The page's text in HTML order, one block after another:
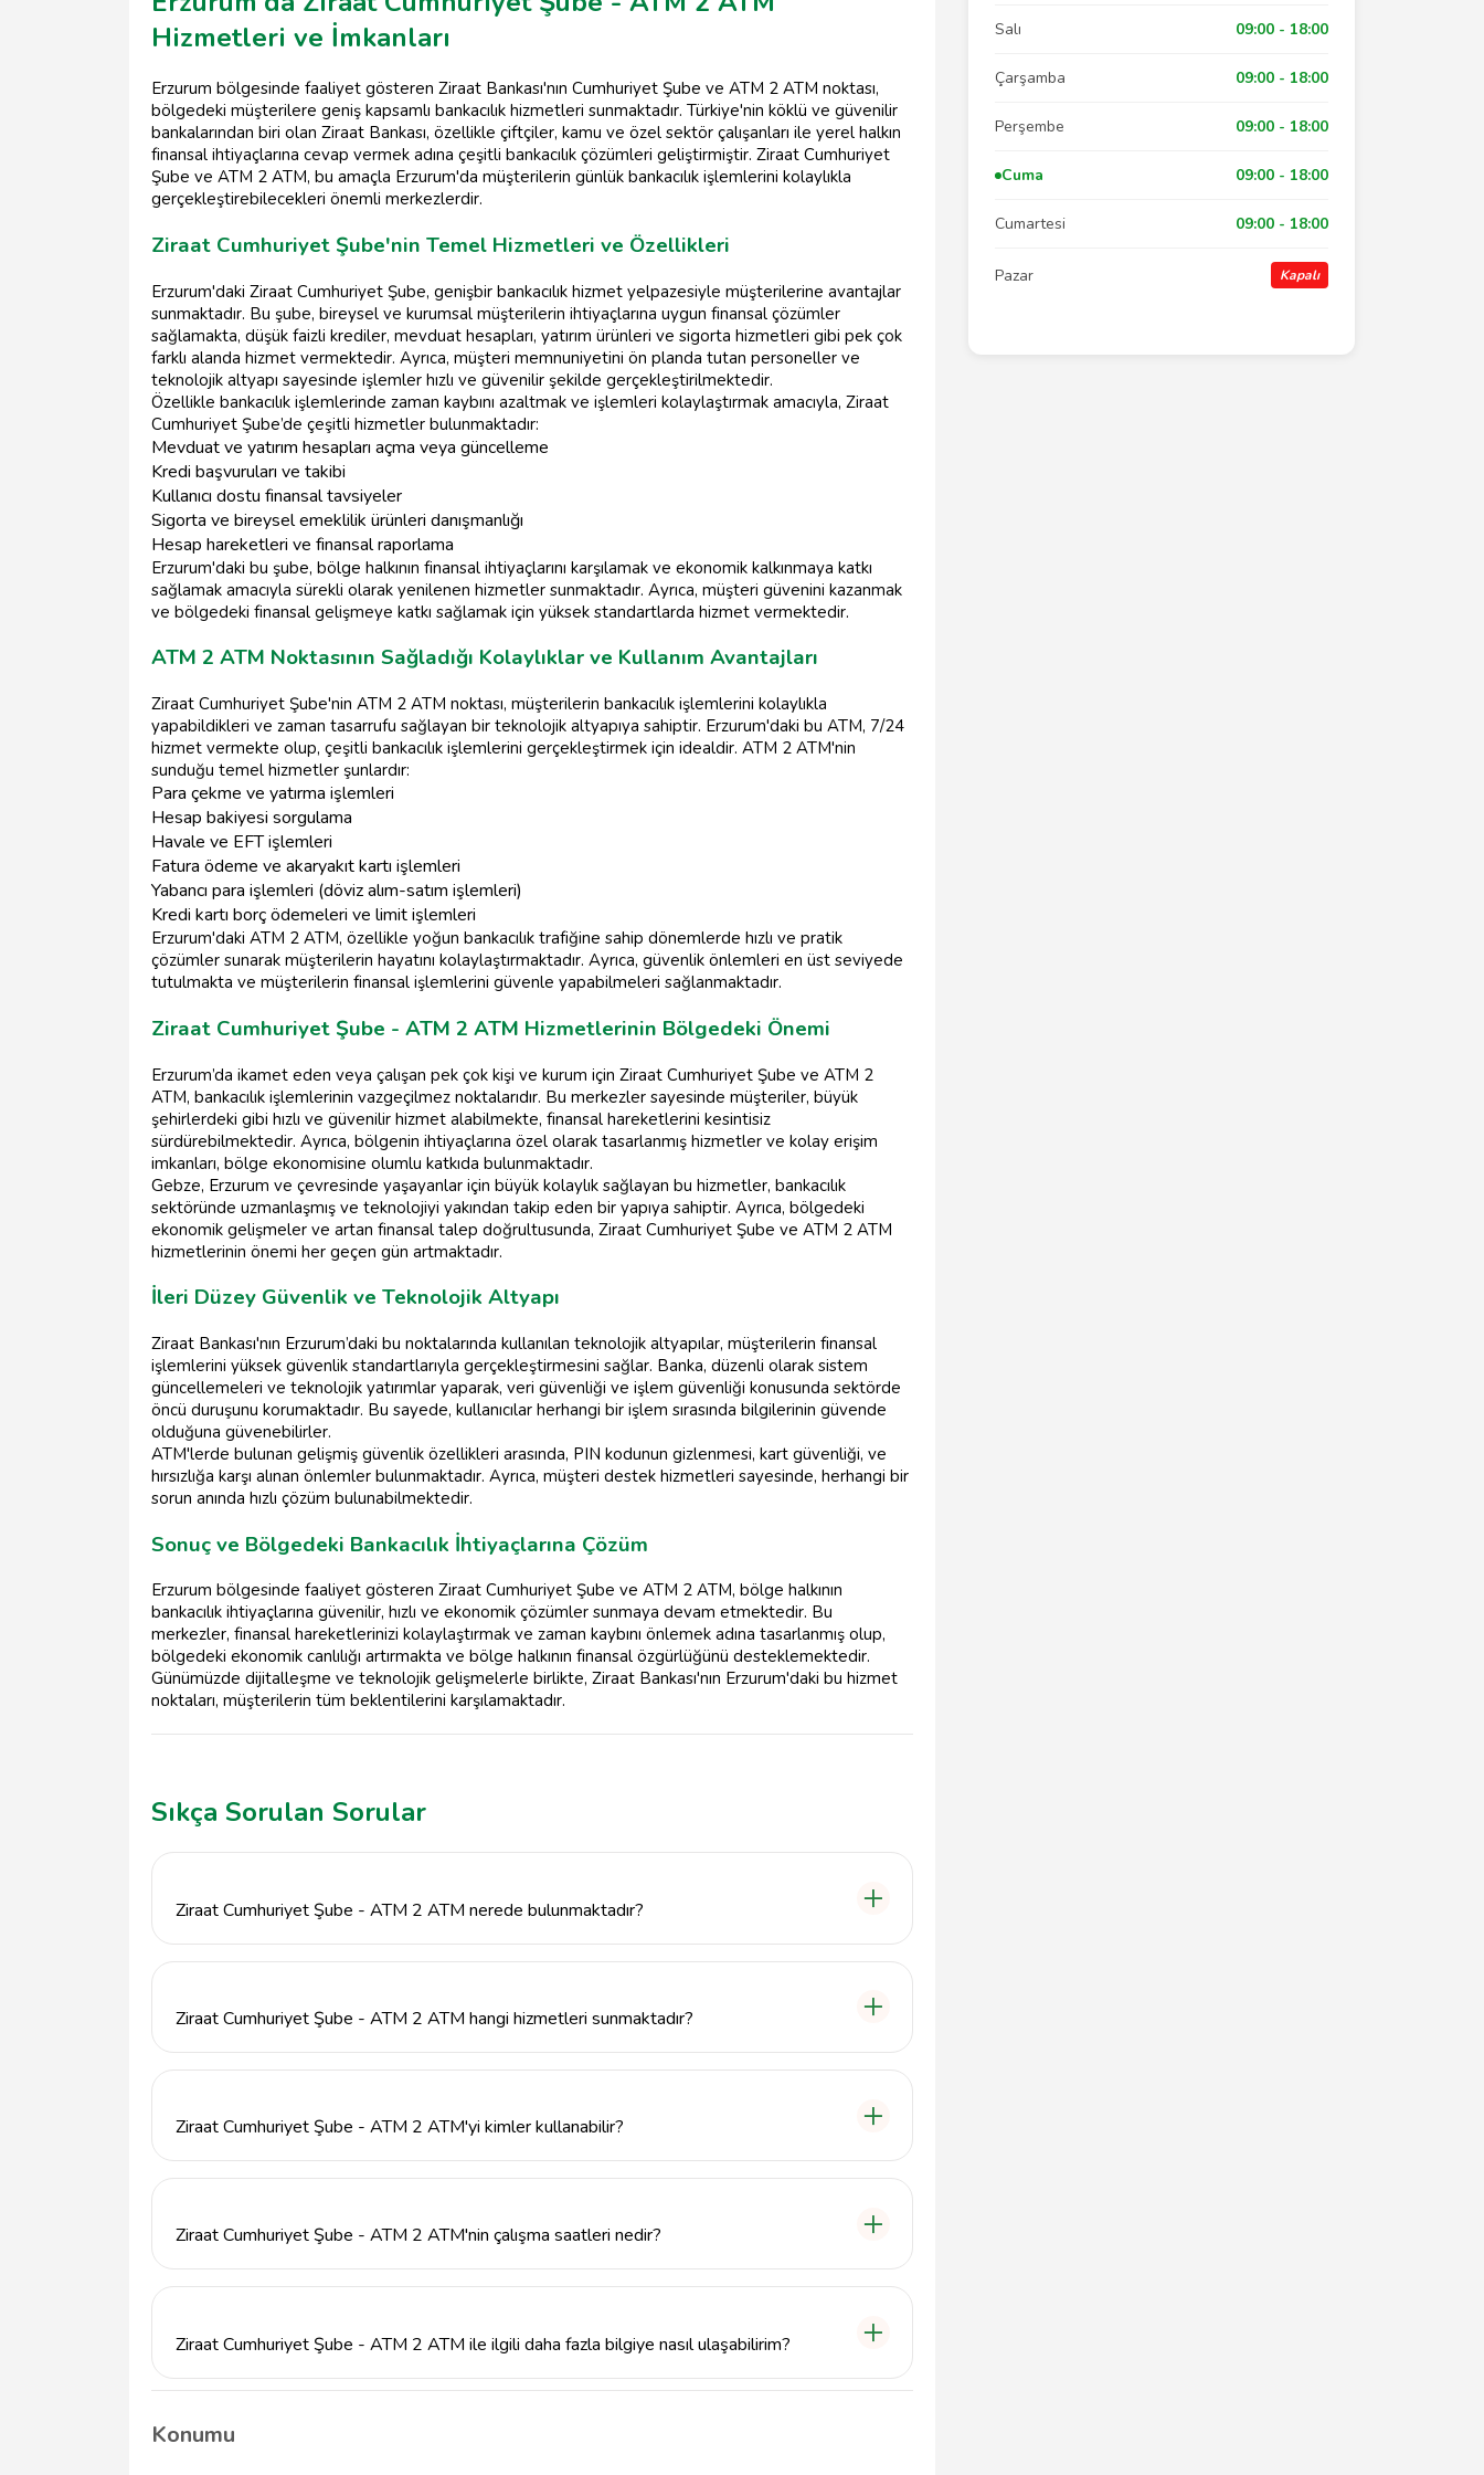
Hizmetleri ve İmkanları
Erzurum bölgesinde faaliyet gösteren Ziraat Bankası'nın Cumhuriyet Şube ve ATM 2 ATM noktası,
bölgedeki müşterilere geniş kapsamlı bankacılık hizmetleri sunmaktadır. Türkiye'nin köklü ve güvenilir
bankalarından biri olan Ziraat Bankası, özellikle çiftçiler, kamu ve özel sektör çalışanları ile yerel halkın
finansal ihtiyaçlarına cevap vermek adına çeşitli bankacılık çözümleri geliştirmiştir. Ziraat Cumhuriyet
Şube ve ATM 2 ATM, bu amaçla Erzurum'da müşterilerin günlük bankacılık işlemlerini kolaylıkla
gerçekleştirebilecekleri önemli merkezlerdir.
Ziraat Cumhuriyet Şube'nin Temel Hizmetleri ve Özellikleri
Erzurum'daki Ziraat Cumhuriyet Şube, genişbir bankacılık hizmet yelpazesiyle müşterilerine avantajlar
sunmaktadır. Bu şube, bireysel ve kurumsal müşterilerin ihtiyaçlarına uygun finansal çözümler
sağlamakta, düşük faizli krediler, mevduat hesapları, yatırım ürünleri ve sigorta hizmetleri gibi pek çok
farklı alanda hizmet vermektedir. Ayrıca, müşteri memnuniyetini ön planda tutan personeller ve
teknolojik altyapı sayesinde işlemler hızlı ve güvenilir şekilde gerçekleştirilmektedir.
Özellikle bankacılık işlemlerinde zaman kaybını azaltmak ve işlemleri kolaylaştırmak amacıyla, Ziraat
Cumhuriyet Şube’de çeşitli hizmetler bulunmaktadır:
Mevduat ve yatırım hesapları açma veya güncelleme
Kredi başvuruları ve takibi
Kullanıcı dostu finansal tavsiyeler
Sigorta ve bireysel emeklilik ürünleri danışmanlığı
Hesap hareketleri ve finansal raporlama
Erzurum'daki bu şube, bölge halkının finansal ihtiyaçlarını karşılamak ve ekonomik kalkınmaya katkı
sağlamak amacıyla sürekli olarak yenilenen hizmetler sunmaktadır. Ayrıca, müşteri güvenini kazanmak
ve bölgedeki finansal gelişmeye katkı sağlamak için yüksek standartlarda hizmet vermektedir.
ATM 2 ATM Noktasının Sağladığı Kolaylıklar ve Kullanım Avantajları
Ziraat Cumhuriyet Şube'nin ATM 2 ATM noktası, müşterilerin bankacılık işlemlerini kolaylıkla
yapabildikleri ve zaman tasarrufu sağlayan bir teknolojik altyapıya sahiptir. Erzurum'daki bu ATM, 7/24
hizmet vermekte olup, çeşitli bankacılık işlemlerini gerçekleştirmek için idealdir. ATM 2 ATM'nin
sunduğu temel hizmetler şunlardır:
Para çekme ve yatırma işlemleri
Hesap bakiyesi sorgulama
Havale ve EFT işlemleri
Fatura ödeme ve akaryakıt kartı işlemleri
Yabancı para işlemleri (döviz alım-satım işlemleri)
Kredi kartı borç ödemeleri ve limit işlemleri
Erzurum'daki ATM 2 ATM, özellikle yoğun bankacılık trafiğine sahip dönemlerde hızlı ve pratik
çözümler sunarak müşterilerin hayatını kolaylaştırmaktadır. Ayrıca, güvenlik önlemleri en üst seviyede
tutulmakta ve müşterilerin finansal işlemlerini güvenle yapabilmeleri sağlanmaktadır.
Ziraat Cumhuriyet Şube - ATM 2 ATM Hizmetlerinin Bölgedeki Önemi
Erzurum’da ikamet eden veya çalışan pek çok kişi ve kurum için Ziraat Cumhuriyet Şube ve ATM 2
ATM, bankacılık işlemlerinin vazgeçilmez noktalarıdır. Bu merkezler sayesinde müşteriler, büyük
şehirlerdeki gibi hızlı ve güvenilir hizmet alabilmekte, finansal hareketlerini kesintisiz
sürdürebilmektedir. Ayrıca, bölgenin ihtiyaçlarına özel olarak tasarlanmış hizmetler ve kolay erişim
imkanları, bölge ekonomisine olumlu katkıda bulunmaktadır.
Gebze, Erzurum ve çevresinde yaşayanlar için büyük kolaylık sağlayan bu hizmetler, bankacılık
sektöründe uzmanlaşmış ve teknolojiyi yakından takip eden bir yapıya sahiptir. Ayrıca, bölgedeki
ekonomik gelişmeler ve artan finansal talep doğrultusunda, Ziraat Cumhuriyet Şube ve ATM 2 ATM
hizmetlerinin önemi her geçen gün artmaktadır.
İleri Düzey Güvenlik ve Teknolojik Altyapı
Ziraat Bankası'nın Erzurum’daki bu noktalarında kullanılan teknolojik altyapılar, müşterilerin finansal
işlemlerini yüksek güvenlik standartlarıyla gerçekleştirmesini sağlar. Banka, düzenli olarak sistem
güncellemeleri ve teknolojik yatırımlar yaparak, veri güvenliği ve işlem güvenliği konusunda sektörde
öncü duruşunu korumaktadır. Bu sayede, kullanıcılar herhangi bir işlem sırasında bilgilerinin güvende
olduğuna güvenebilirler.
ATM'lerde bulunan gelişmiş güvenlik özellikleri arasında, PIN kodunun gizlenmesi, kart güvenliği, ve
hırsızlığa karşı alınan önlemler bulunmaktadır. Ayrıca, müşteri destek hizmetleri sayesinde, herhangi bir
sorun anında hızlı çözüm bulunabilmektedir.
Sonuç ve Bölgedeki Bankacılık İhtiyaçlarına Çözüm
Erzurum bölgesinde faaliyet gösteren Ziraat Cumhuriyet Şube ve ATM 2 ATM, bölge halkının
bankacılık ihtiyaçlarına güvenilir, hızlı ve ekonomik çözümler sunmaya devam etmektedir. Bu
merkezler, finansal hareketlerinizi kolaylaştırmak ve zaman kaybını önlemek adına tasarlanmış olup,
bölgedeki ekonomik canlılığı artırmakta ve bölge halkının finansal özgürlüğünü desteklemektedir.
Günümüzde dijitalleşme ve teknolojik gelişmelerle birlikte, Ziraat Bankası'nın Erzurum'daki bu hizmet
noktaları, müşterilerin tüm beklentilerini karşılamaktadır.
Sıkça Sorulan Sorular
Ziraat Cumhuriyet Şube - ATM 2 ATM nerede bulunmaktadır?
Ziraat Cumhuriyet Şube - ATM 2 ATM hangi hizmetleri sunmaktadır?
Ziraat Cumhuriyet Şube - ATM 2 ATM'yi kimler kullanabilir?
Ziraat Cumhuriyet Şube - ATM 2 ATM'nin çalışma saatleri nedir?
Ziraat Cumhuriyet Şube - ATM 2 ATM ile ilgili daha fazla bilgiye nasıl ulaşabilirim?
Ziraat Cumhuriyet Şube - ATM 2 ATM ile ilgili daha fazla bilgi almak için doğrudan şubenin
Konumu
Salı 09:00 - 18:00
Çarşamba 09:00 - 18:00
Perşembe 09:00 - 18:00
Cuma 09:00 - 18:00
Cumartesi 09:00 - 18:00
Pazar Kapalı